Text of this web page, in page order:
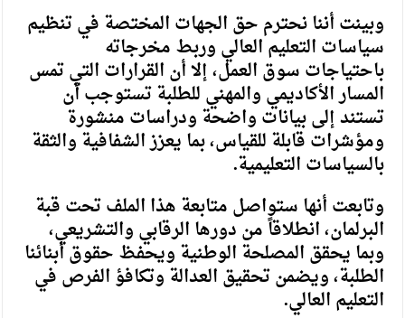
وبينت أننا نحترم حق الجهات المختصة في تنظيم
سياسات التعليم العالي وربط مخرجاته
باحتياجات سوق العمل، إلا أن القرارات التي تمس
المسار الأكاديمي والمهني للطلبة تستوجب أن
تستند إلى بيانات واضحة ودراسات منشورة
ومؤشرات قابلة للقياس، بما يعزز الشفافية والثقة
بالسياسات التعليمية.
وتابعت أنها ستواصل متابعة هذا الملف تحت قبة
البرلمان، انطلاقاً من دورها الرقابي والتشريعي،
وبما يحقق المصلحة الوطنية ويحفظ حقوق أبنائنا
الطلبة، ويضمن تحقيق العدالة وتكافؤ الفرص في
التعليم العالي.